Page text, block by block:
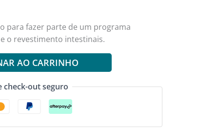
para fazer parte de um programa
o revestimento intestinais.
AO CARRINHO
check-out seguro